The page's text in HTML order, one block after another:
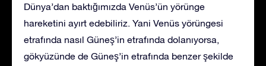
Dünya’dan baktığımızda Venüs’ün yörünge
hareketini ayırt edebiliriz. Yani Venüs yörüngesi
etrafında nasıl Güneş’in etrafında dolanıyorsa,
gökyüzünde de Güneş’in etrafında benzer şekilde